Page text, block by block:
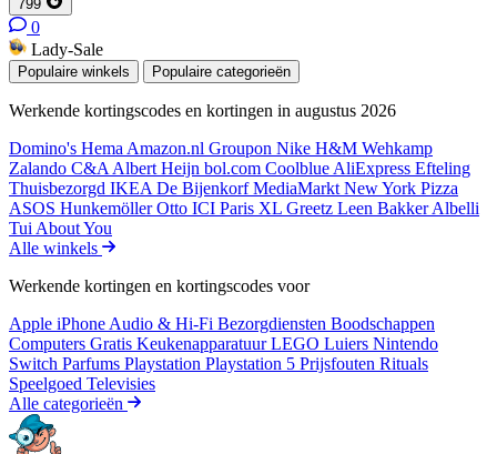
799
0
Lady-Sale
Populaire winkels Populaire categorieën
Werkende kortingscodes en kortingen in augustus 2026
Domino's Hema Amazon.nl Groupon Nike H&M Wehkamp
Zalando C&A Albert Heijn bol.com Coolblue AliExpress Efteling
Thuisbezorgd IKEA De BijenkorfMediaMarkt New York Pizza
ASOS HunkemöllerOtto ICI Paris XL Greetz Leen BakkerAlbelli
Tui About You
Alle winkels
Werkende kortingen en kortingscodes voor
Apple iPhone Audio & Hi-Fi Bezorgdiensten Boodschappen
Computers Gratis KeukenapparatuurLEGO Luiers Nintendo
Switch Parfums Playstation Playstation 5 Prijsfouten Rituals
Speelgoed Televisies
Alle categorieën